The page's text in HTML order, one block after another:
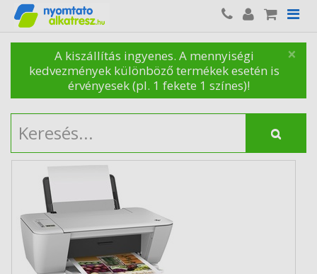
×
A kiszállítás ingyenes. A mennyiségi
kedvezmények különböző termékek esetén is
érvényesek (pl. 1 fekete 1 színes)!